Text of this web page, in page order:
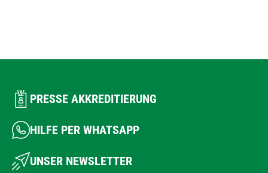
PRESSE AKKREDITIERUNG
HILFE PER WHATSAPP
UNSER NEWSLETTER